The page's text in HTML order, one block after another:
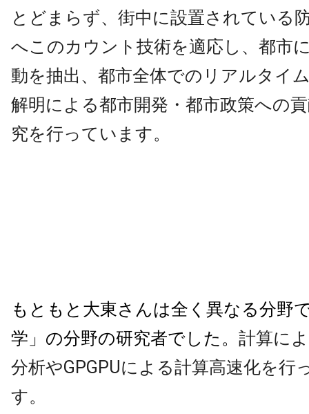
とどまらず、 街中に設置されている
へこのカウント技術を適応し 、 都市
動を抽出、 都市全体でのリアルタイ
解明による都市開発・都市政策への
究を行っています。
もともと大東さんは全く異なる分野
学」の分野の研究者でした。 計算に
分析やGPGPUによる計算高速化を行
す。